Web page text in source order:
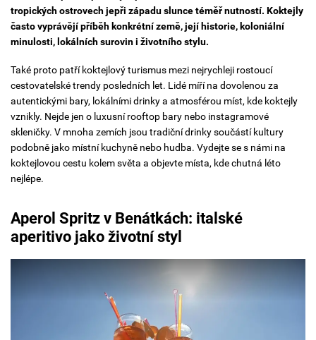
tropických ostrovech jepři západu slunce téměř nutností. Koktejly
často vyprávějí příběh konkrétní země, její historie, koloniální
minulosti, lokálních surovin i životního stylu.
Také proto patří koktejlový turismus mezi nejrychleji rostoucí
cestovatelské trendy posledních let. Lidé mířína dovolenou za
autentickými bary, lokálními drinky a atmosférou míst, kde koktejly
vznikly. Nejde jen o luxusní rooftop bary nebo instagramové
skleničky. V mnoha zemích jsou tradiční drinky součástí kultury
podobně jako místní kuchyně nebo hudba. Vydejte se s námi na
koktejlovou cestu kolem světa a objevte místa, kde chutná léto
nejlépe.
Aperol Spritz v Benátkách: italské
aperitivo jako životní styl